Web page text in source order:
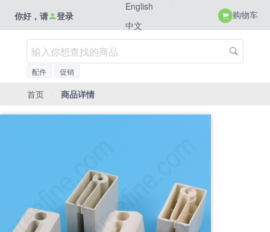
你好，请 登录
English
中文
购物车
配件 促销
首页 商品详情